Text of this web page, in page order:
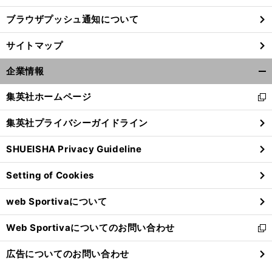
ブラウザプッシュ通知について
サイトマップ
企業情報
閉
る
集英社ホームページ
新
し
い
ウ
ィ
ン
ド
ウ
で
開
く
集英社プライバシーガイドライン
SHUEISHA Privacy Guideline
Setting of Cookies
web Sportivaについて
Web Sportivaについてのお問い合わせ
新
し
い
広告についてのお問い合わせ